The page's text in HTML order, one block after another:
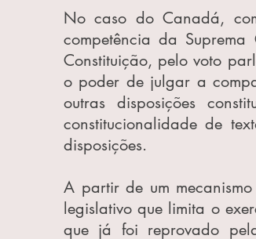
No caso do Canadá,
competência da
Constituição, pelo voto
o poder de julgar a
outras disposições
constitucionalidade de
disposições.
A partir de um
legislativo que limita o
que já foi reprovado